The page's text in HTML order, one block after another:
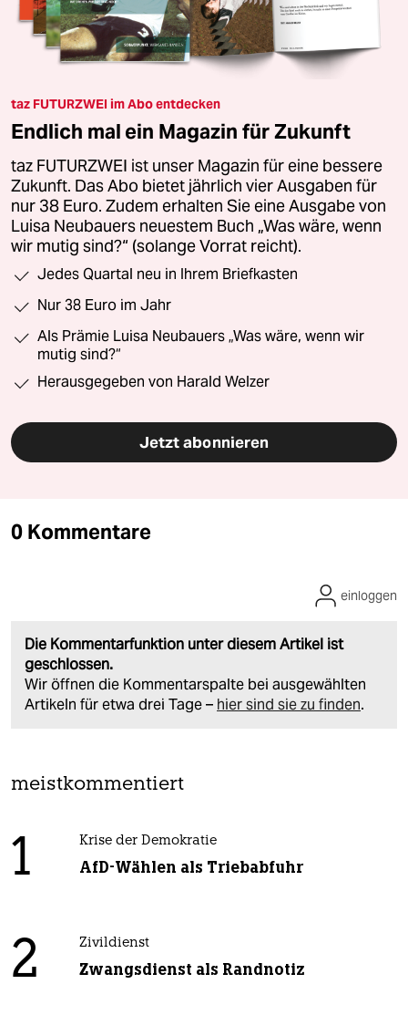
taz FUTURZWEI im Abo entdecken
Endlich mal ein Magazin für Zukunft
taz FUTURZWEI ist unser Magazin für eine bessere
Zukunft. Das Abo bietet jährlich vier Ausgaben für
nur 38 Euro. Zudem erhalten Sie eine Ausgabe von
Luisa Neubauers neuestem Buch „Was wäre, wenn
wir mutig sind?“ (solange Vorrat reicht).
Jedes Quartal neu in Ihrem Briefkasten
Nur 38 Euro im Jahr
Als Prämie Luisa Neubauers „Was wäre, wenn wir
mutig sind?“
Herausgegeben von Harald Welzer
Jetzt abonnieren
0 Kommentare
Die Kommentarfunktion unter diesem Artikel ist
geschlossen.
Wir öffnen die Kommentarspalte bei ausgewählten
Artikeln für etwa drei Tage – hier sind sie zu finden.
einloggen
meistkommentiert
1 Krise der Demokratie
AfD-Wählen als Triebabfuhr
2 Zivildienst
Zwangsdienst als Randnotiz